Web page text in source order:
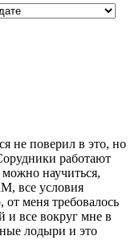
не поверил в это, но
работают
научиться,
все условия
от меня требовалось
и все вокруг мне в
лодыри и это